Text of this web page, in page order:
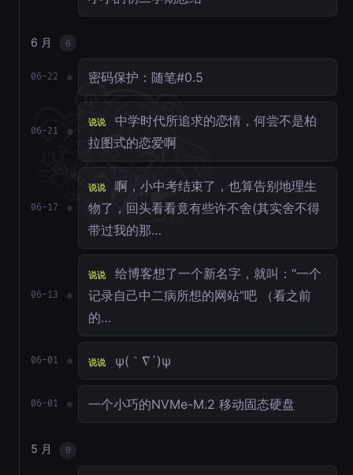
6 月 6
06-22 密码保护：随笔#0.5
06-21
说说
中学时代所追求的恋情，何尝不是柏
拉图式的恋爱啊
06-17
说说
啊，小中考结束了，也算告别地理生
物了，回头看看竟有些许不舍(其实舍不得
带过我的那…
06-13
说说
给博客想了一个新名字，就叫：“一个
记录自己中二病所想的网站”吧 （看之前
的…
06-01 说说 ψ(｀∇´)ψ
06-01 一个小巧的NVMe-M.2 移动固态硬盘
5 月 9